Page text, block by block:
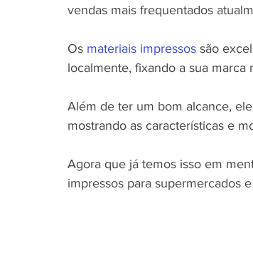
vendas mais frequentados
Os materiais impressos são
localmente, fixando a sua marca
Além de ter um bom alcance,
mostrando as características e
Agora que já temos isso em
impressos para supermercados